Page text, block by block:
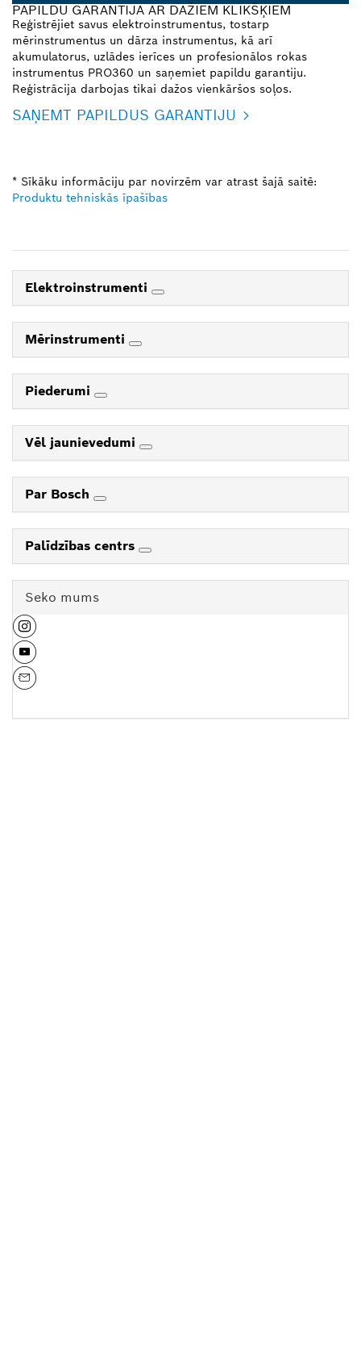
PAPILDU GARANTIJA AR DAŽIEM KLIKŠĶIEM
Reģistrējiet savus elektroinstrumentus, tostarp
mērinstrumentus un dārza instrumentus, kā arī
akumulatorus, uzlādes ierīces un profesionālos rokas
instrumentus PRO360 un saņemiet papildu garantiju.
Reģistrācija darbojas tikai dažos vienkāršos soļos.
SAŅEMT PAPILDUS GARANTIJU
* Sīkāku informāciju par novirzēm var atrast šajā saitē:
Produktu tehniskās īpašības
Elektroinstrumenti
Mērinstrumenti
Piederumi
Vēl jaunievedumi
Par Bosch
Palīdzības centrs
Seko mums